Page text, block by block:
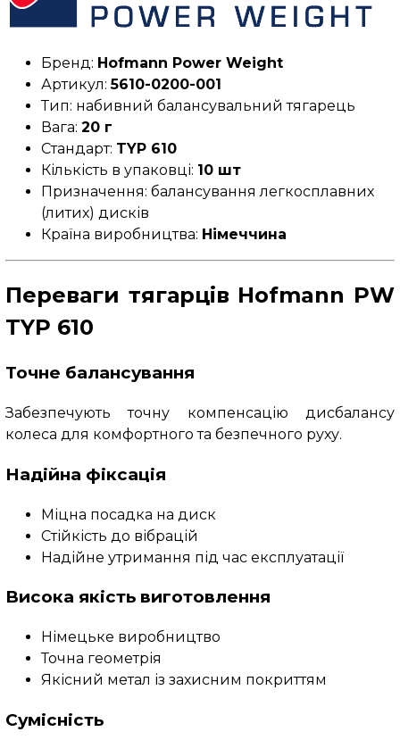
Бренд: Hofmann Power Weight
Артикул:5610-0200-001
Тип: набивний балансувальний тягарець
Вага: 20 г
Стандарт: TYP 610
Кількість в упаковці: 10 шт
Призначення: балансування легкосплавних
(литих) дисків
Країна виробництва: Німеччина
Переваги тягарців Hofmann PW
TYP 610
Точне балансування
Забезпечують точну компенсацію дисбалансу
колеса для комфортного та безпечного руху.
Надійна фіксація
Міцна посадка на диск
Стійкість до вібрацій
Надійне утримання під час експлуатації
Висока якість виготовлення
Німецьке виробництво
Точна геометрія
Якісний метал із захисним покриттям
Сумісність